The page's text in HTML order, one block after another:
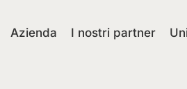
Azienda I nostri partner